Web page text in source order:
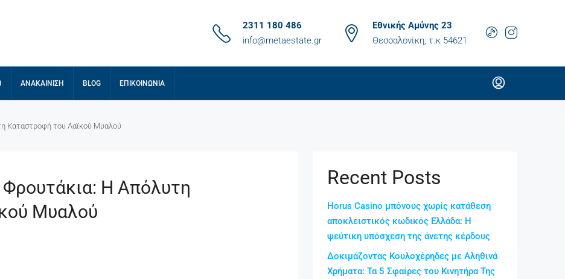
2311 180 486
info@metaestate.gr
Εθνικής Αμύνης 23
Θεσσαλονίκη, τ.κ 54621
ΑΝΑΚΑΊΝΙΣΗ BLOG ΕΠΙΚΟΙΝΩΝΊΑ
Καταστροφή του Λαϊκού Μυαλού
Η Απόλυτη
Μυαλού
Recent Posts
Horus Casino μπόνους χωρίς κατάθεση
αποκλειστικός κωδικός Ελλάδα: Η
ψεύτικη υπόσχεση της άνετης κέρδους
Δοκιμάζοντας Κουλοχέρηδες με Αληθινά
Χρήματα: Τα 5 Σφαίρες του Κινητήρα Της